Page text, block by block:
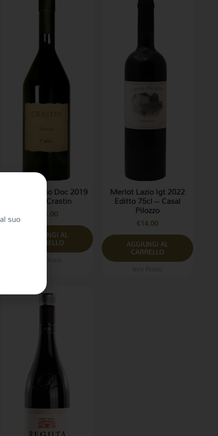
Merlot Collio Doc 2019
75cl – Crastin
11.00
AGGIUNGI AL
CARRELLO
Merlot Lazio Igt 2022
Editto 75cl – Casal
Pilozzo
€14.00
AGGIUNGI AL
CARRELLO
suo